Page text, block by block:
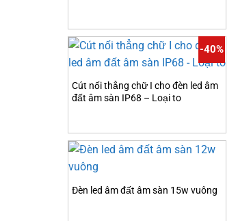
-40%
Cút nối thẳng chữ I cho đèn led âm
đất âm sàn IP68 – Loại to
Đèn led âm đất âm sàn 15w vuông